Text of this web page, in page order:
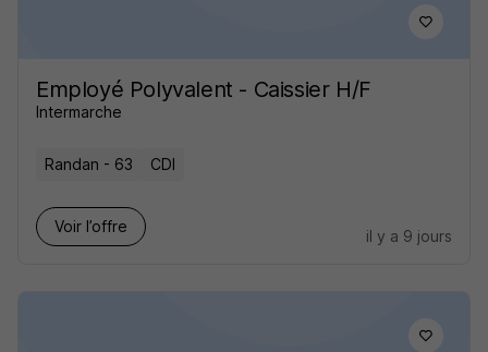
Employé Polyvalent - Caissier H/F
Intermarche
Randan - 63 CDI
Voir l’offre
il y a 9 jours